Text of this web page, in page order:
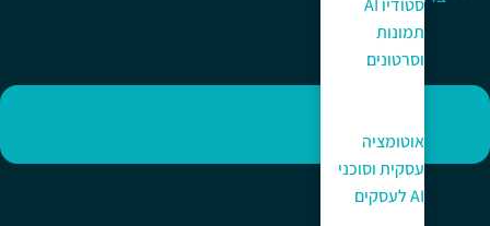
תמונות
וסרטונים
אוטומציה
עסקית וסוכני
AI לעסקים